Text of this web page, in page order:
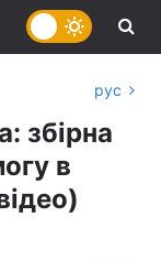
рус
збірна
в